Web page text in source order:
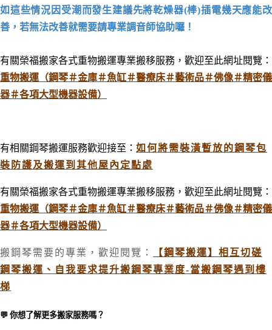
如這些情況因受潮而發生建議先將乾燥器(棒)插電幾天應能改
善，若無法改善就需要請專業調音師協助囉！
有關榮福搬家各式重物搬運專業搬移服務，歡迎至此網址閱覽：
重物搬運（鋼琴＃金庫＃魚缸＃醫療床＃藝術品＃佛像＃精密儀
器＃各項大型機器設備）
有相關鋼琴搬運服務歡迎接至： 如何將需裝潢暫放的鋼琴包
裝防護及搬運到其他屋內定點處
有關榮福搬家各式重物搬運專業搬移服務，歡迎至此網址閱覽：
重物搬運（鋼琴＃金庫＃魚缸＃醫療床＃藝術品＃佛像＃精密儀
器＃各項大型機器設備）
搬鋼琴需要的專業，歡迎閱覽：
【鋼琴搬運】相互切磋
鋼琴搬運、自我要求提升搬鋼琴專業度-當搬鋼琴遇到樓
梯
💬 你想了解更多搬家服務嗎？​